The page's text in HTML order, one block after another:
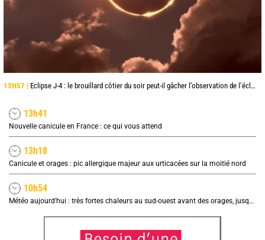
13H57 | Eclipse J-4 : le brouillard côtier du soir peut-il gâcher l’observation de l’éclipse à la plage ?
13h41
Nouvelle canicule en France : ce qui vous attend
13h18
Canicule et orages : pic allergique majeur aux urticacées sur la moitié nord
10h54
Météo aujourd'hui : très fortes chaleurs au sud-ouest avant des orages, jusqu'à 39°C